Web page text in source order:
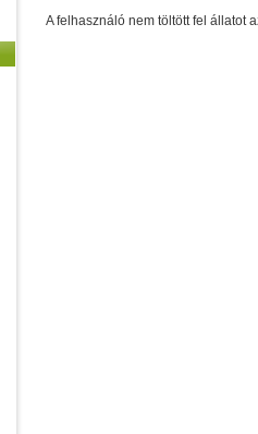
A felhasználó nem töltött fel állatot